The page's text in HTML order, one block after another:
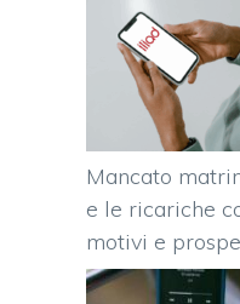
Mancato
e le ricariche
motivi e